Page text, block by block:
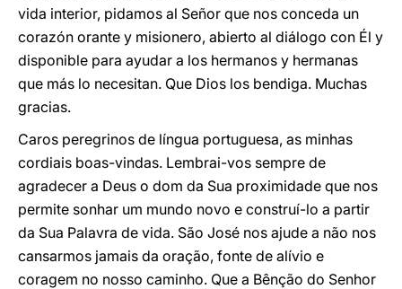
vida interior, pidamos al Señor que nos conceda un
corazón orante y misionero, abierto al diálogo con Él y
disponible para ayudar a los hermanos y hermanas
que más lo necesitan. Que Dios los bendiga. Muchas
gracias.
Caros peregrinos de língua portuguesa, as minhas
cordiais boas-vindas. Lembrai-vos sempre de
agradecer a Deus o dom da Sua proximidade que nos
permite sonhar um mundo novo e construí-lo a partir
da Sua Palavra de vida. São José nos ajude a não nos
cansarmos jamais da oração, fonte de alívio e
coragem no nosso caminho. Que a Bênção do Senhor